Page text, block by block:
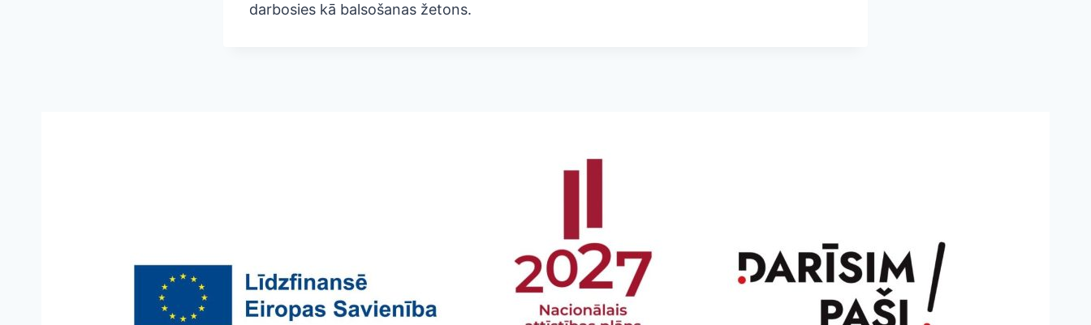
darbosies kā balsošanas žetons.